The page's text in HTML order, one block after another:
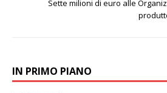
Sette milioni di euro alle
IN PRIMO PIANO